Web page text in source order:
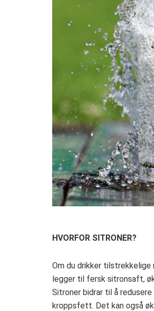
HVORFOR SITRONER?
Om du drikker tilstrekkelige
legger til fersk sitronsaft,
Sitroner bidrar til å
kroppsfett. Det kan også